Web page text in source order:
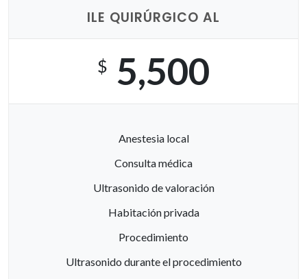
ILE QUIRÚRGICO AL
$ 5,500
Anestesia local
Consulta médica
Ultrasonido de valoración
Habitación privada
Procedimiento
Ultrasonido durante el procedimiento